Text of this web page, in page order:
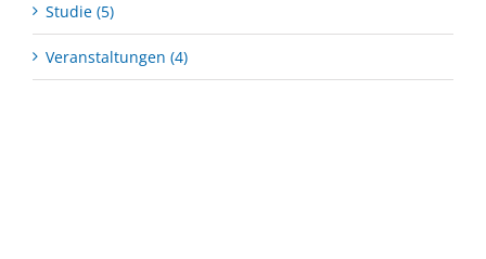
Studie (5)
Veranstaltungen (4)